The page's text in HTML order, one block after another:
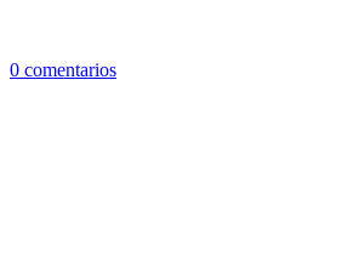
0 comentarios